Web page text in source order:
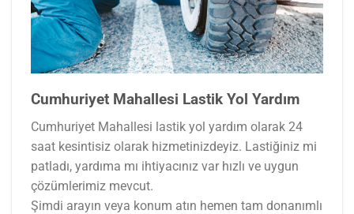
Cumhuriyet Mahallesi Lastik Yol Yardım
Cumhuriyet Mahallesi lastik yol yardım olarak 24
saat kesintisiz olarak hizmetinizdeyiz. Lastiğiniz mi
patladı, yardıma mı ihtiyacınız var hızlı ve uygun
çözümlerimiz mevcut.
Şimdi arayın veya konum atın hemen tam donanımlı